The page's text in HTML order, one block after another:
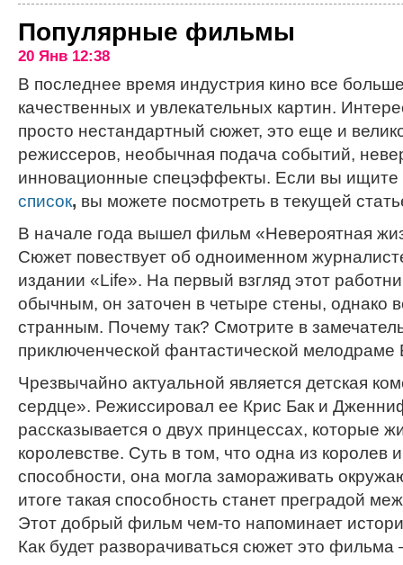
Популярные фильмы
20 Янв 12:38
В последнее время индустрия кино все
качественных и увлекательных картин.
просто нестандартный сюжет, это еще и
режиссеров, необычная подача событий,
инновационные спецэффекты. Если вы ищите
список, вы можете посмотреть в текущей
В начале года вышел фильм «Невероятная
Сюжет повествует об одноименном
издании «Life». На первый взгляд этот
обычным, он заточен в четыре стены, однако
странным. Почему так? Смотрите в
приключенческой фантастической
Чрезвычайно актуальной является детская
сердце». Режиссировал ее Крис Бак и
рассказывается о двух принцессах, которые
королевстве. Суть в том, что одна из королев
способности, она могла замораживать
итоге такая способность станет преградой
Этот добрый фильм чем-то напоминает
Как будет разворачиваться сюжет это фильма